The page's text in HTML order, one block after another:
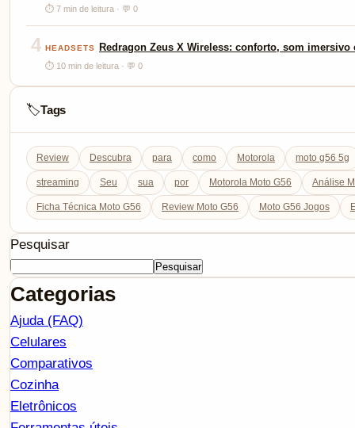
⏱ 7 min de leitura · 💬 0
4 HEADSETS Redragon Zeus X Wireless: conforto, som
⏱ 10 min de leitura · 💬 0
🏷️Tags
Review Descubra para como Motorola moto g56 5g
streaming Seu sua por Motorola Moto G56 Análise
Ficha Técnica Moto G56 Review Moto G56 Moto G56 Jogos
Pesquisar
Pesquisar
Categorias
Ajuda (FAQ)
Celulares
Comparativos
Cozinha
Eletrônicos